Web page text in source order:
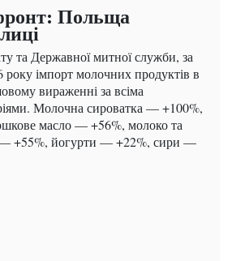
Польща
та Державної митної служби, за
року імпорт молочних продуктів в
вираженні за всіма
Молочна сироватка — +100%,
масло — +56%, молоко та
+55%, йогурти — +22%, сири —